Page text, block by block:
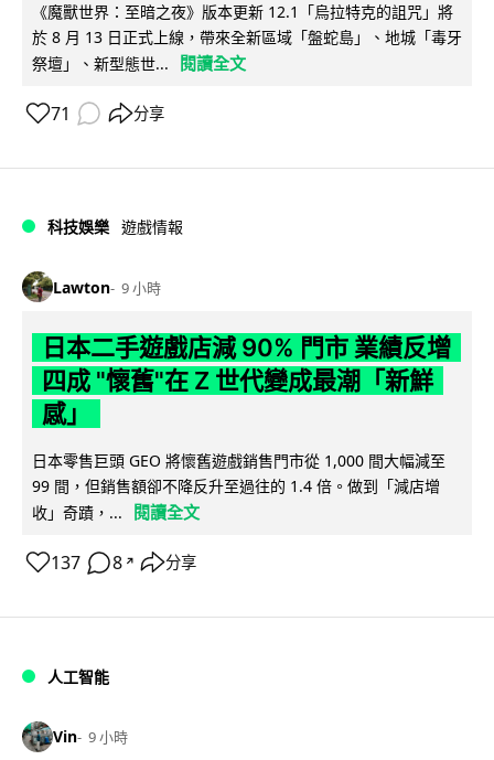
《魔獸世界：至暗之夜》版本更新 12.1「烏拉特克的詛咒」將
於 8 月 13 日正式上線，帶來全新區域「盤蛇島」、地城「毒牙
祭壇」、新型態世...
閱讀全文
71 分享
科技娛樂 遊戲情報
Lawton 9 小時
日本二手遊戲店減 90% 門市 業績反增
四成 "懷舊"在 Z 世代變成最潮「新鮮
感」
日本零售巨頭 GEO 將懷舊遊戲銷售門市從 1,000 間大幅減至
99 間，但銷售額卻不降反升至過往的 1.4 倍。做到「減店增
收」奇蹟，...
閱讀全文
137 8 ↗ 分享
人工智能
Vin 9 小時